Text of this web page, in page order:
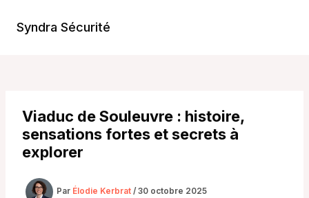
contenu
Syndra Sécurité
Viaduc de Souleuvre : histoire,
sensations fortes et secrets à
explorer
Par Élodie Kerbrat / 30 octobre 2025